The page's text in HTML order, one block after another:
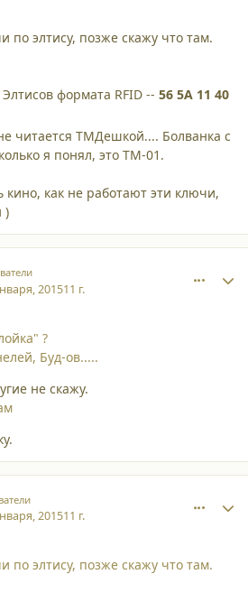
по элтису, позже скажу что там.
формата RFID -- 56 5A 11 40
читается ТМДешкой.... Болванка с
я понял, это ТМ-01.
кино, как не работают эти ключи,
)
201511 г.
?
Буд-ов.....
не скажу.
201511 г.
по элтису, позже скажу что там.